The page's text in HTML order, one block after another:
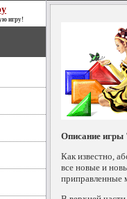
игру!
Описание
Как известно,
все новые и
приправленные